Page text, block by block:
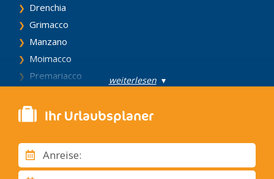
Drenchia
Grimacco
Manzano
Moimacco
Premariacco
Pulfero
San Giovanni al Natisone
San Leonardo
San Pietro al Natisone
weiterlesen▾
Ihr Urlaubsplaner
Anreise: